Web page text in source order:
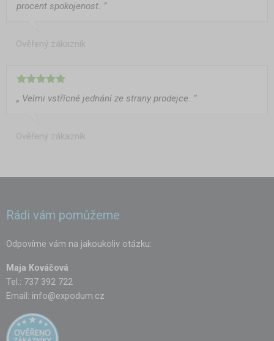
procent spokojenost. ”
Ověřený zákazník
„ Velmi vstřícné jednání ze strany prodejce. ”
Ověřený zákazník
Rádi vám pomůžeme
Odpovíme vám na jakoukoliv otázku:
Maja Kováčová
Tel.: 737 392 722
Email: info@expodum.cz